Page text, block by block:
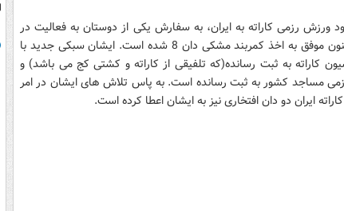
ورزش رزمی کاراته به ایران، به سفارش یکی از دوستان به فعالیت در
رشته کاراته پرداخته و تاکنون موفق به اخذ کمربند مشکی دان 8 شده است. ایشان سبکی جدید با
کاراته به ثبت رسانده(که تلفیقی از کاراته و کشتی کج می باشد) و
رزمی مساجد کشور به ثبت رسانده است. به پاس تلاش های ایشان در امر
ایران دو دان افتخاری نیز به ایشان اعطا کرده است.